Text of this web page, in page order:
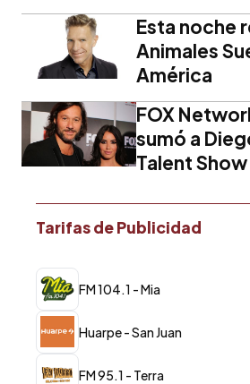
Esta noche
Animales
América
FOX
sumó a
Talent Show
Tarifas de Publicidad
FM 104.1 - Mia
Huarpe - San Juan
FM 95.1 - Terra